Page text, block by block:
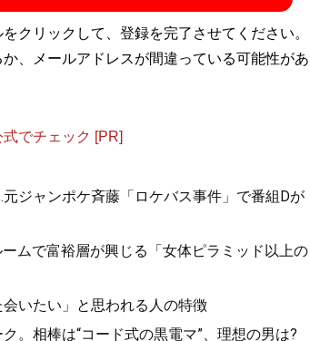
優しさを愛と勘違いする女 相手の本性を見抜
見つける男と女の心理ルール 』
トナー」を見抜く全技術！
クリックして、登録を完了させてください。
、メールアドレスが間違っている可能性があ
でチェック [PR]
ジャンポケ斉藤「ロケバス事件」で番組Dが
ムで富裕層が興じる「女体ピラミッド以上の
いたい」と思われる人の特徴
。相棒は“コード式の黒電マ”、理想の男は?